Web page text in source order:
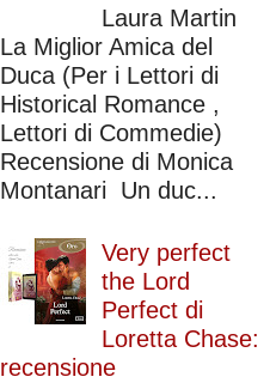
Laura Martin
La Miglior Amica del
Duca (Per i Lettori di
Historical Romance ,
Lettori di Commedie)
Recensione di Monica
Montanari Un duc...
Very perfect
the Lord
Perfect di
Loretta Chase:
recensione